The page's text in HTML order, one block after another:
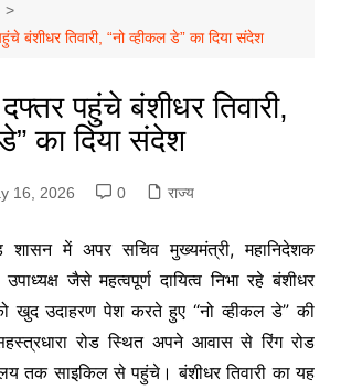
बंशीधर तिवारी, “नो व्हीकल डे” का दिया संदेश
पहुंचे बंशीधर तिवारी,
का दिया संदेश
16, 2026 0 राज्य
शासन में अपर सचिव मुख्यमंत्री, महानिदेशक
जैसे महत्वपूर्ण दायित्व निभा रहे बंशीधर
खुद उदाहरण पेश करते हुए “नो व्हीकल डे” की
रोड स्थित अपने आवास से रिंग रोड
तक साइकिल से पहुंचे। बंशीधर तिवारी का यह